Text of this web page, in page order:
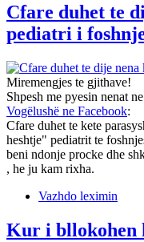
Cfare duhet te
pediatri i
Miremengjes te gjithave!
Shpesh me pyesin nenat
Vogëlushë ne Facebook:
Cfare duhet te kete
heshtje" pediatrit te
beni ndonje procke dhe
, he ju kam rixha.
Vazhdo leximin
Kur i bllokohen